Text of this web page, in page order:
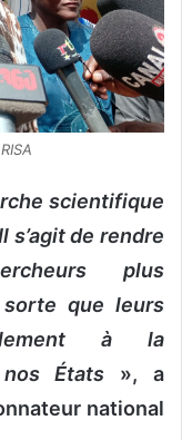
scientifique
s’agit de rendre
plus
que leurs
à la
États », a
national